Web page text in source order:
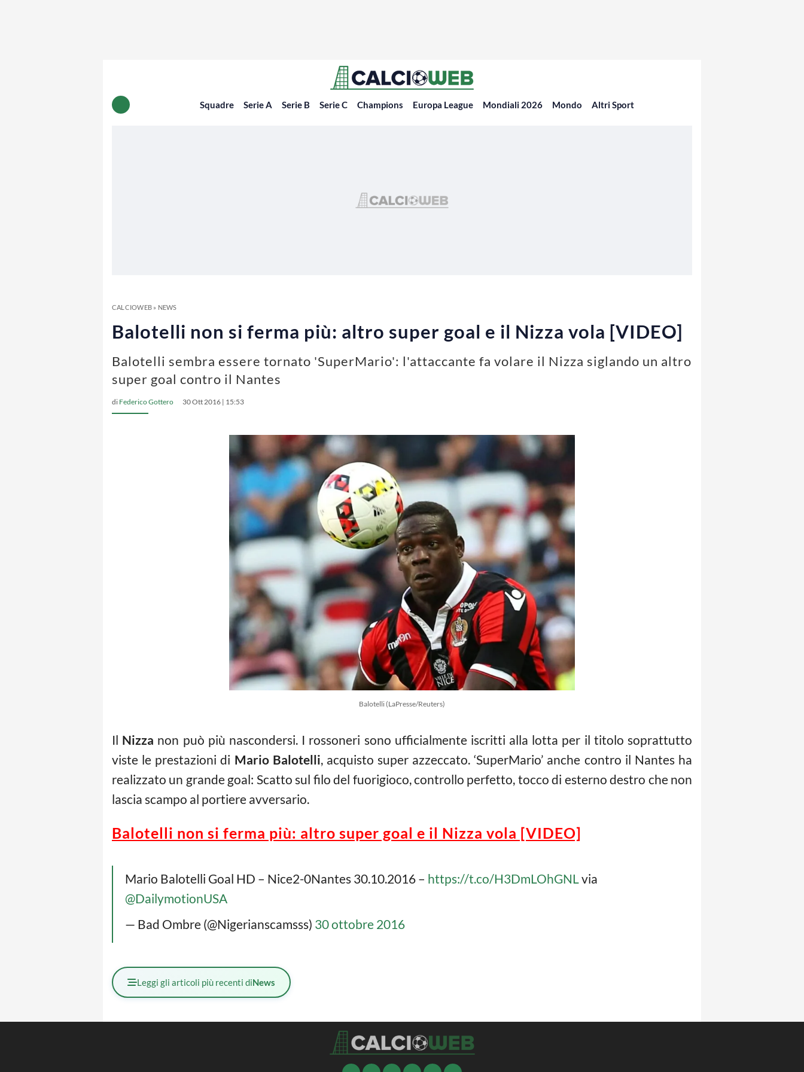
Squadre Serie A Serie B Serie C Champions Europa League Mondiali 2026 Mondo Altri Sport
CALCIOWEB» NEWS
Balotelli non si ferma più: altro super goal e il Nizza vola [VIDEO]
Balotelli sembra essere tornato 'SuperMario': l'attaccante fa volare il Nizza siglando un altro
super goal contro il Nantes
di Federico Gottero 30 Ott 2016 | 15:53
Balotelli (LaPresse/Reuters)
Il Nizza non può più nascondersi. I rossoneri sono ufficialmente iscritti alla lotta per il titolo soprattutto
viste le prestazioni di Mario Balotelli, acquisto super azzeccato. ‘SuperMario’ anche contro il Nantes ha
realizzato un grande goal: Scatto sul filo del fuorigioco, controllo perfetto, tocco di esterno destro che non
lascia scampo al portiere avversario.
Balotelli non si ferma più: altro super goal e il Nizza vola [VIDEO]
Mario Balotelli Goal HD – Nice2-0Nantes 30.10.2016 – https://t.co/H3DmLOhGNLvia
@DailymotionUSA
— Bad Ombre (@Nigerianscamsss) 30 ottobre 2016
Leggi gli articoli più recenti diNews